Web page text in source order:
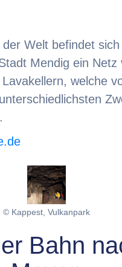
Welt befindet sich
Mendig ein Netz
welche
© Kappest, Vulkanpark
Bahn